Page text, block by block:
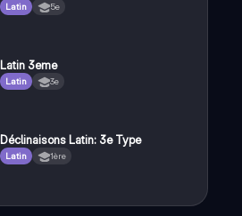
Latin 5e
Latin 3eme
Latin 3e
Déclinaisons Latin: 3e Type
Latin 1ère